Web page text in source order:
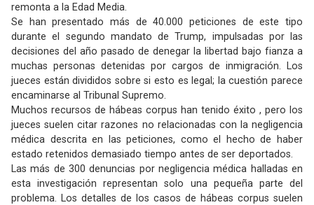
remonta a la Edad Media.
Se han presentado más de 40.000 peticiones de este tipo
durante el segundo mandato de Trump, impulsadas por las
decisiones del año pasado de denegar la libertad bajo fianza a
muchas personas detenidas por cargos de inmigración. Los
jueces están divididos sobre si esto es legal; la cuestión parece
encaminarse al Tribunal Supremo.
Muchos recursos de hábeas corpus han tenido éxito , pero los
jueces suelen citar razones no relacionadas con la negligencia
médica descrita en las peticiones, como el hecho de haber
estado retenidos demasiado tiempo antes de ser deportados.
Las más de 300 denuncias por negligencia médica halladas en
esta investigación representan solo una pequeña parte del
problema. Los detalles de los casos de hábeas corpus suelen